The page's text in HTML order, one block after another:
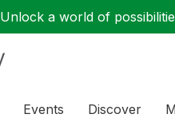
Unlock a world of
Events Discover